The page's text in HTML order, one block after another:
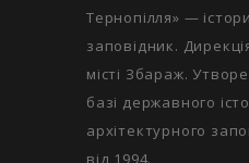
Тернопілля» —
заповідник.
місті Збараж.
базі державного
архітектурного
від 1994.